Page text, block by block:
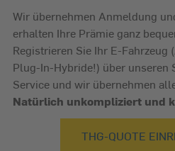
Wir übernehmen Anmeldung
erhalten Ihre Prämie ganz
Registrieren Sie Ihr E-
Plug-In-Hybride!) über unseren
Service und wir übernehmen
Natürlich unkompliziert und
THG-QUOTE